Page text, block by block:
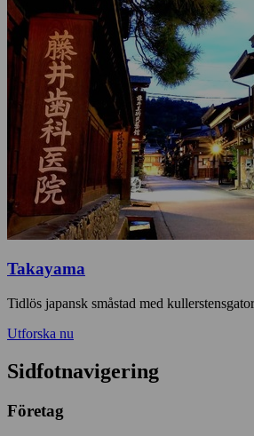
Takayama
Tidlös japansk småstad med
Utforska nu
Sidfotnavigering
Företag